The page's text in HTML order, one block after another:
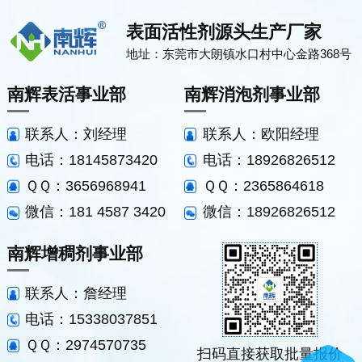
表面活性剂源头生产厂家
地址：东莞市大朗镇水口村中心金路368号
南辉表活事业部
联系人：刘经理
电话：18145873420
ＱＱ：3656968941
微信：181 4587 3420
南辉消泡剂事业部
联系人：欧阳经理
电话：18926826512
ＱＱ：2365864618
微信：18926826512
南辉增稠剂事业部
联系人：詹经理
电话：15338037851
ＱＱ：2974570735
扫码直接获取批量报价